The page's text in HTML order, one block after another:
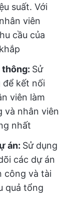
suất. Với
viên
cầu của
Sử
kết nối
viên làm
và nhân viên
nhất
án: Sử dụng
các dự án
công và tài
quả tổng